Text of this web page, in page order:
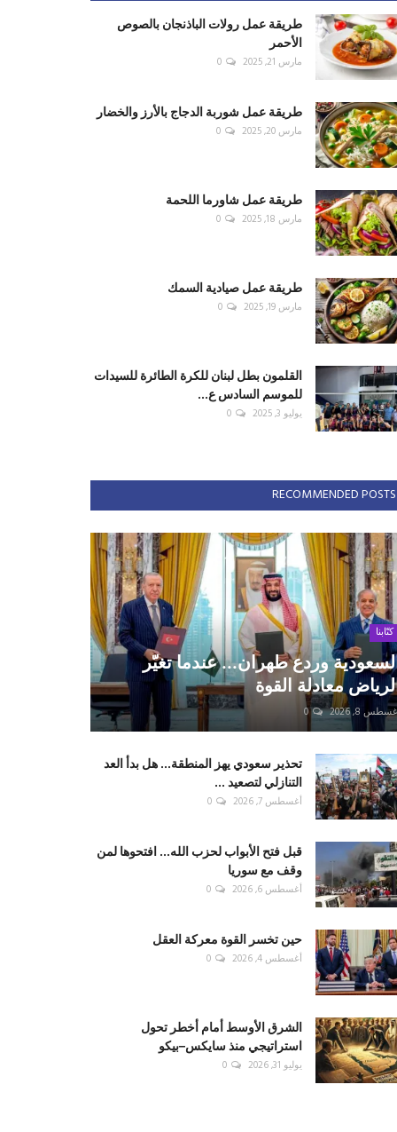
طريقة عمل رولات الباذنجان بالصوص
الأحمر
مارس 21, 2025 0
طريقة عمل شوربة الدجاج بالأرز والخضار
مارس 20, 2025 0
طريقة عمل شاورما اللحمة
مارس 18, 2025 0
طريقة عمل صيادية السمك
مارس 19, 2025 0
القلمون بطل لبنان للكرة الطائرة للسيدات
للموسم السادس ع...
يوليو 3, 2025 0
RECOMMENDED POSTS
كتّابنا
وردع طهران... عندما تغيّر
معادلة القوة
8, 2026
0
تحذير سعودي يهز المنطقة... هل بدأ العد
التنازلي لتصعيد ...
أغسطس 7, 2026 0
قبل فتح الأبواب لحزب الله... افتحوها لمن
وقف مع سوريا
أغسطس 6, 2026 0
حين تخسر القوة معركة العقل
أغسطس 4, 2026 0
الشرق الأوسط أمام أخطر تحول
استراتيجي منذ سايكس–بيكو
يوليو 31, 2026 0